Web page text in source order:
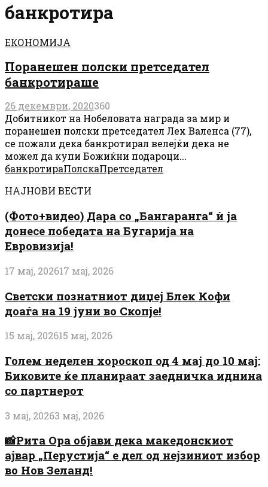
банкротира
ЕКОНОМИЈА
Поранешен полски претседател
банкротираше
26 декември, 2020360
Добитникот на Нобеловата награда за мир и
поранешен полски претседател Лех Валенса (77),
се пожали дека банкротирал велејќи дека не
можел да купи Божиќни подароци...
банкротираПолскаПретседател
НАЈНОВИ ВЕСТИ
(Фото+видео) Дара со „Бангаранга“ ѝ ја
донесе победата на Бугарија на
Евровизија!
17 мај, 202617 мај, 2026
Светски познатниот диџеј Блек Кофи
доаѓа на 19 јуни во Скопје!
15 мај, 202615 мај, 2026
Голем неделен хороскоп од 4 мај до 10 мај:
Биковите ќе планираат заедничка иднина
со партнерот
3 мај, 20263 мај, 2026
📸Рита Ора објави дека македонскиот
ајвар „Перустија“ е дел од нејзиниот избор
во Нов Зеланд!